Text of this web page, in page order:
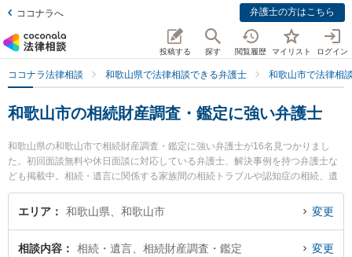
ココナラへ 弁護士の方はこちら
投稿する 探す 閲覧履歴 マイリスト ログイン
ココナラ法律相談 和歌山県で法律相談できる弁護士 和歌山市で法律相
和歌山市の相続財産調査・鑑定に強い弁護士
和歌山県の和歌山市で相続財産調査・鑑定に強い弁護士が16名見つかりまし
た。初回面談無料や休日面談に対応している弁護士、解決事例を持つ弁護士な
ども掲載中。相続・遺言に関係する家族間の相続トラブルや認知症の相続、遺
産分割等の細かな分野での絞り込み検索もでき便利です。特に虎ノ門法律経済
事務所 和歌山支店の野上 晶平弁護士や紀州石原法律事務所の石原 詢二弁護
鑑定のトラブルを今すぐに弁護士に相談したい』『相続財産調査・鑑定のトラ
エリア 和歌山県、和歌山市 変更
相談内容 相続・遺言、相続財産調査・鑑定 変更